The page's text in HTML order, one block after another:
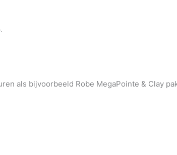
als bijvoorbeeld Robe MegaPointe & Clay